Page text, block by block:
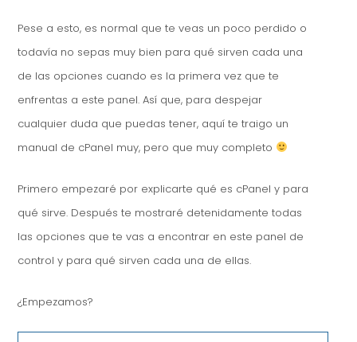
Pese a esto, es normal que te veas un poco perdido o
todavía no sepas muy bien para qué sirven cada una
de las opciones cuando es la primera vez que te
enfrentas a este panel. Así que, para despejar
cualquier duda que puedas tener, aquí te traigo un
manual de cPanel muy, pero que muy completo
Primero empezaré por explicarte qué es cPanel y para
qué sirve. Después te mostraré detenidamente todas
las opciones que te vas a encontrar en este panel de
control y para qué sirven cada una de ellas.
¿Empezamos?